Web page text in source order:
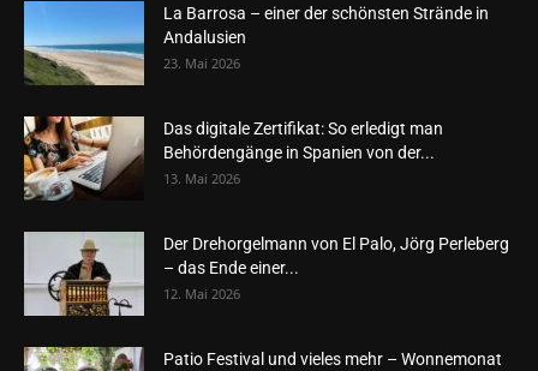
La Barrosa – einer der schönsten Strände in
Andalusien
23. Mai 2026
Das digitale Zertifikat: So erledigt man
Behördengänge in Spanien von der...
13. Mai 2026
Der Drehorgelmann von El Palo, Jörg Perleberg
– das Ende einer...
12. Mai 2026
Patio Festival und vieles mehr – Wonnemonat